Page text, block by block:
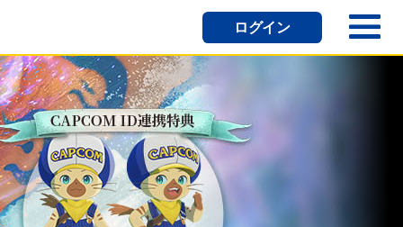
ログイン